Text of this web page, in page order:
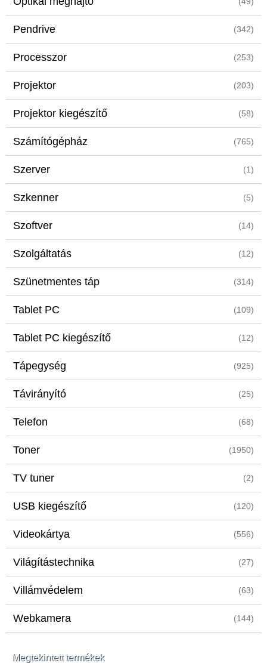
Pendrive (342)
Processzor (253)
Projektor (203)
Projektor kiegészítő (58)
Számítógépház (765)
Szerver (1)
Szkenner (5)
Szoftver (14)
Szolgáltatás (12)
Szünetmentes táp (314)
Tablet PC (109)
Tablet PC kiegészítő (12)
Tápegység (925)
Távirányító (25)
Telefon (68)
Toner (1950)
TV tuner (2)
USB kiegészítő (120)
Videokártya (556)
Világítástechnika (27)
Villámvédelem (63)
Webkamera (144)
Megtekintett termékek